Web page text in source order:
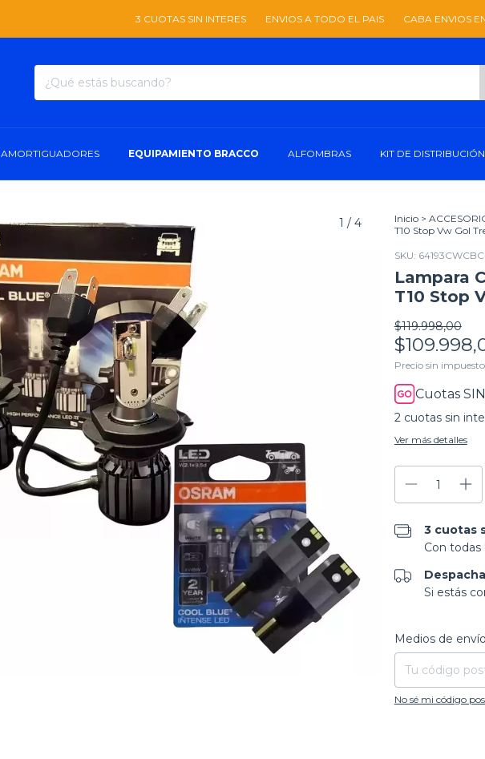
3 CUOTAS SIN INTERES ENVIOS A TODO EL PAIS CABA ENVIOS EN EL DIA
AMORTIGUADORES EQUIPAMIENTO BRACCO ALFOMBRAS KIT DE DISTRIBUCIÓN
1 / 4 Inicio >
T10 Stop Vw Gol
SKU:
Lampara
T10 Stop
$119.998,00
Precio sin
Cuotas
2 cuotas sin
Ver más detalles
3 cuotas
Con todas
Si estás
Entregas para el CP:
Medios de envío
No sé mi código